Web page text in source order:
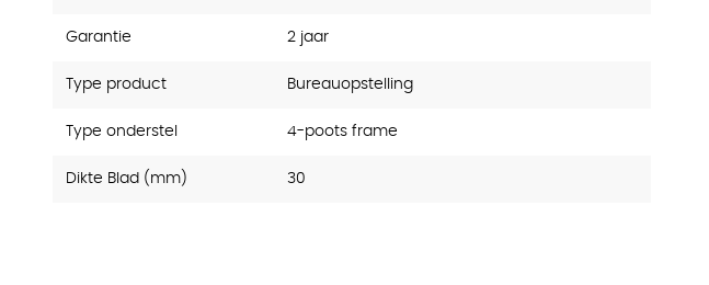
Garantie 2 jaar
Type product Bureauopstelling
Type onderstel 4-poots frame
Dikte Blad (mm) 30